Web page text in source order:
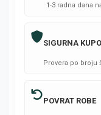
1-3 radna dana
SIGURNA
Provera po broju
POVRAT ROBE